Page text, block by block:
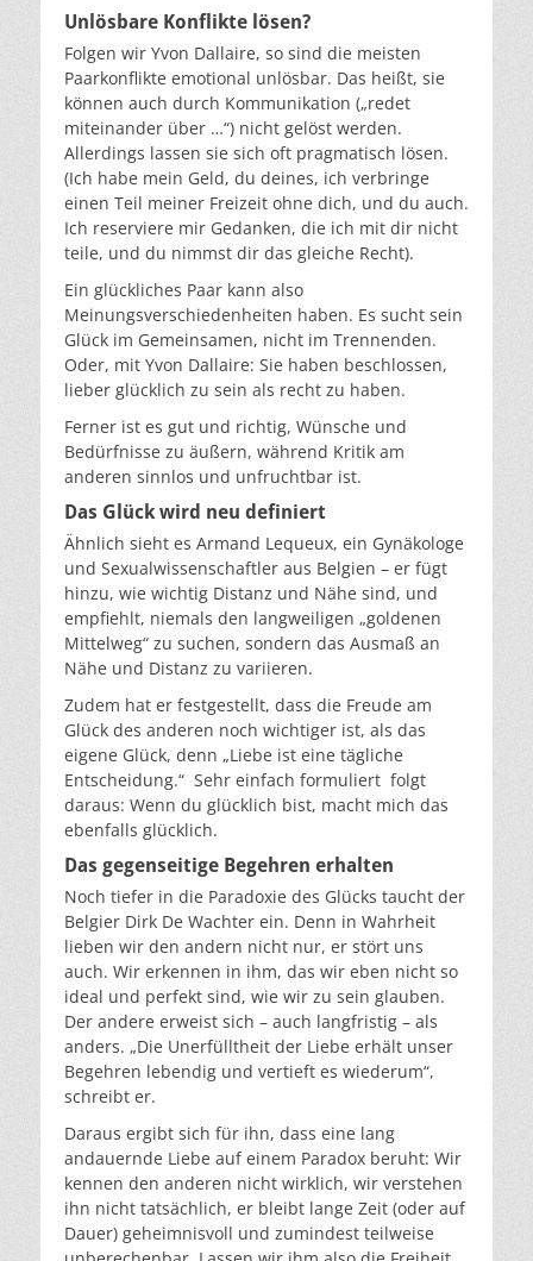
Unlösbare Konflikte lösen?
Folgen wir Yvon Dallaire, so sind die meisten
Paarkonflikte emotional unlösbar. Das heißt, sie
können auch durch Kommunikation („redet
miteinander über …“) nicht gelöst werden.
Allerdings lassen sie sich oft pragmatisch lösen.
(Ich habe mein Geld, du deines, ich verbringe
einen Teil meiner Freizeit ohne dich, und du auch.
Ich reserviere mir Gedanken, die ich mit dir nicht
teile, und du nimmst dir das gleiche Recht).
Ein glückliches Paar kann also
Meinungsverschiedenheiten haben. Es sucht sein
Glück im Gemeinsamen, nicht im Trennenden.
Oder, mit Yvon Dallaire: Sie haben beschlossen,
lieber glücklich zu sein als recht zu haben.
Ferner ist es gut und richtig, Wünsche und
Bedürfnisse zu äußern, während Kritik am
anderen sinnlos und unfruchtbar ist.
Das Glück wird neu definiert
Ähnlich sieht es Armand Lequeux, ein Gynäkologe
und Sexualwissenschaftler aus Belgien – er fügt
hinzu, wie wichtig Distanz und Nähe sind, und
empfiehlt, niemals den langweiligen „goldenen
Mittelweg“ zu suchen, sondern das Ausmaß an
Nähe und Distanz zu variieren.
Zudem hat er festgestellt, dass die Freude am
Glück des anderen noch wichtiger ist, als das
eigene Glück, denn „Liebe ist eine tägliche
Entscheidung.“ Sehr einfach formuliert folgt
daraus: Wenn du glücklich bist, macht mich das
ebenfalls glücklich.
Das gegenseitige Begehren erhalten
Noch tiefer in die Paradoxie des Glücks taucht der
Belgier Dirk De Wachter ein. Denn in Wahrheit
lieben wir den andern nicht nur, er stört uns
auch. Wir erkennen in ihm, das wir eben nicht so
ideal und perfekt sind, wie wir zu sein glauben.
Der andere erweist sich – auch langfristig – als
anders. „Die Unerfülltheit der Liebe erhält unser
Begehren lebendig und vertieft es wiederum“,
schreibt er.
Daraus ergibt sich für ihn, dass eine lang
andauernde Liebe auf einem Paradox beruht: Wir
kennen den anderen nicht wirklich, wir verstehen
ihn nicht tatsächlich, er bleibt lange Zeit (oder auf
Dauer) geheimnisvoll und zumindest teilweise